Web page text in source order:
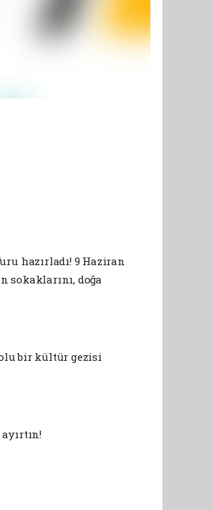
hazırladı! 9 Haziran
sokaklarını, doğa
bir kültür gezisi